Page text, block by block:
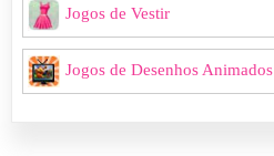
Jogos de Vestir
Jogos de Desenhos Animados